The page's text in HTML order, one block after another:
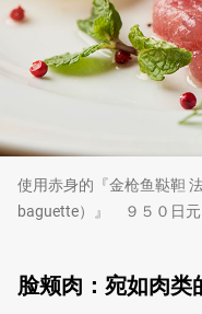
使用赤身的『金枪鱼鞑靼
baguette）』 ９５０日元
脸颊肉：宛如肉类